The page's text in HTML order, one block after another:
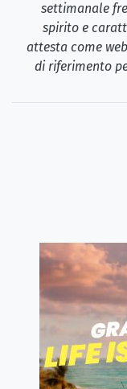
settimanale
spirito e
attesta come
di riferimento